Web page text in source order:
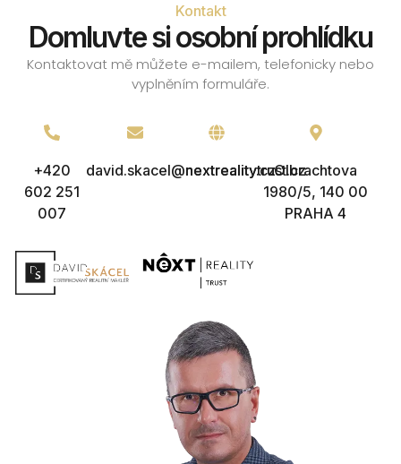
Kontakt
Domluvte si osobní prohlídku
Kontaktovat mě můžete e-mailem, telefonicky nebo
vyplněním formuláře.
+420
602 251
007
david.skacel@nextreality.cz
nextrealitytrust.czOlbrachtova
1980/5, 140 00
PRAHA 4